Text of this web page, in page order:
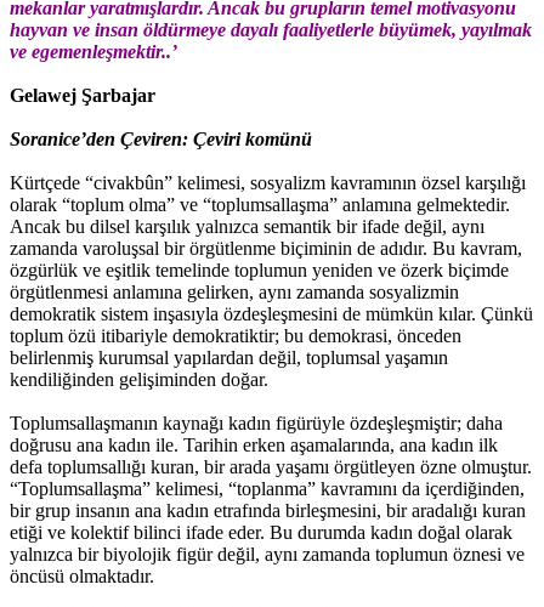
mekanlar yaratmışlardır. Ancak bu grupların temel motivasyonu
hayvan ve insan öldürmeye dayalı faaliyetlerle büyümek, yayılmak
ve egemenleşmektir..’
Gelawej Şarbajar
Soranice’den Çeviren: Çeviri komünü
Kürtçede “civakbûn” kelimesi, sosyalizm kavramının özsel karşılığı
olarak “toplum olma” ve “toplumsallaşma” anlamına gelmektedir.
Ancak bu dilsel karşılık yalnızca semantik bir ifade değil, aynı
zamanda varoluşsal bir örgütlenme biçiminin de adıdır. Bu kavram,
özgürlük ve eşitlik temelinde toplumun yeniden ve özerk biçimde
örgütlenmesi anlamına gelirken, aynı zamanda sosyalizmin
demokratik sistem inşasıyla özdeşleşmesini de mümkün kılar. Çünkü
toplum özü itibariyle demokratiktir; bu demokrasi, önceden
belirlenmiş kurumsal yapılardan değil, toplumsal yaşamın
kendiliğinden gelişiminden doğar.
Toplumsallaşmanın kaynağı kadın figürüyle özdeşleşmiştir; daha
doğrusu ana kadın ile. Tarihin erken aşamalarında, ana kadın ilk
defa toplumsallığı kuran, bir arada yaşamı örgütleyen özne olmuştur.
“Toplumsallaşma” kelimesi, “toplanma” kavramını da içerdiğinden,
bir grup insanın ana kadın etrafında birleşmesini, bir aradalığı kuran
etiği ve kolektif bilinci ifade eder. Bu durumda kadın doğal olarak
yalnızca bir biyolojik figür değil, aynı zamanda toplumun öznesi ve
öncüsü olmaktadır.